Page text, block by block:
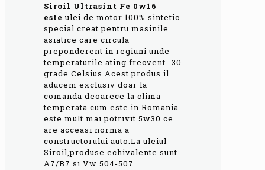
Siroil Ultrasint Fe 0w16
este ulei de motor 100% sintetic
special creat pentru masinile
asiatice care circula
preponderent in regiuni unde
temperaturile ating frecvent -30
grade Celsius.Acest produs il
aducem exclusiv doar la
comanda deoarece la clima
temperata cum este in Romania
este mult mai potrivit 5w30 ce
are acceasi norma a
constructorului auto.La uleiul
Siroil,produse echivalente sunt
A7/B7 si Vw 504-507 .